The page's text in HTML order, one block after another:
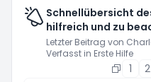
Schnellübersicht
hilfreich und zu
Letzter Beitrag von
Verfasst in Erste Hilfe
1 2